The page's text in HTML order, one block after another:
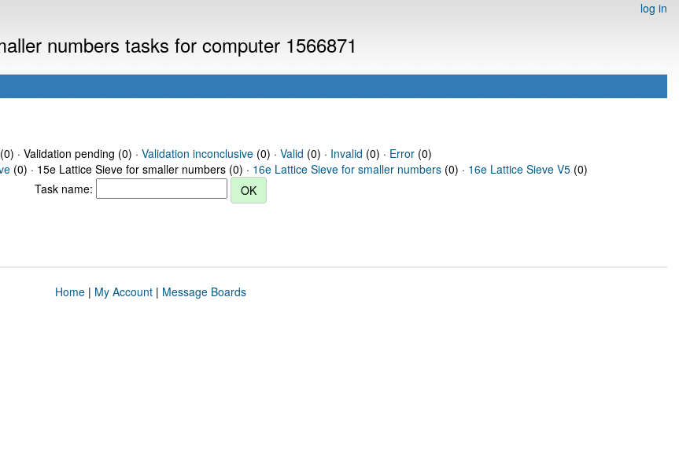
log in
numbers tasks for computer 1566871
· Validation pending (0) · Validation inconclusive(0) · Valid (0) · Invalid (0) · Error(0)
(0) · 15e Lattice Sieve for smaller numbers (0) · 16e Lattice Sieve for smaller numbers (0) · 16e Lattice Sieve V5 (0)
Task name:
Home| My Account| Message Boards